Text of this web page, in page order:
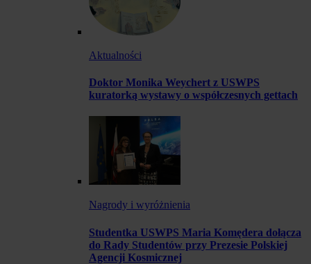
Aktualności
Doktor Monika Weychert z USWPS
kuratorką wystawy o współczesnych gettach
Nagrody i wyróżnienia
Studentka USWPS Maria Komędera dołącza
do Rady Studentów przy Prezesie Polskiej
Agencji Kosmicznej